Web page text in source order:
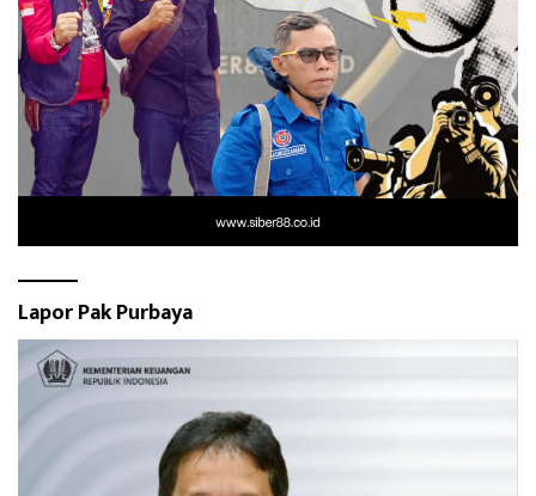
Lapor Pak Purbaya